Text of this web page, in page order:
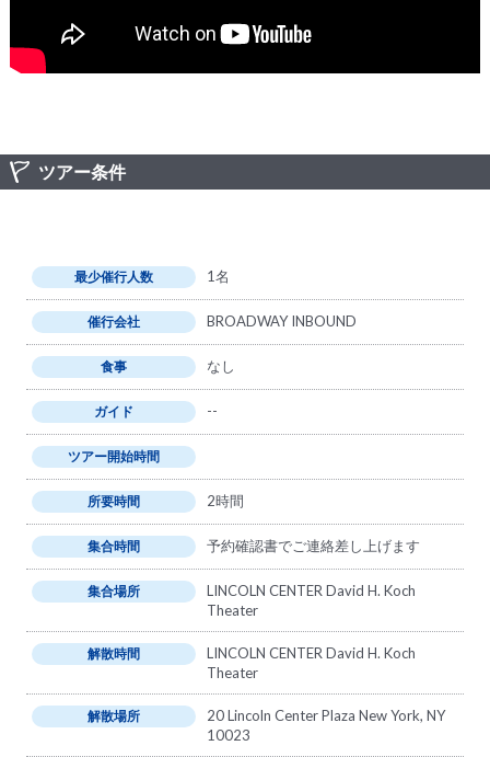
ツアー条件
最少催行人数 1名
催行会社 BROADWAY INBOUND
食事 なし
ガイド --
ツアー開始時間
所要時間 2時間
集合時間 予約確認書でご連絡差し上げます
集合場所
LINCOLN CENTER David H. Koch
Theater
解散時間
LINCOLN CENTER David H. Koch
Theater
解散場所
20 Lincoln Center Plaza New York, NY
10023